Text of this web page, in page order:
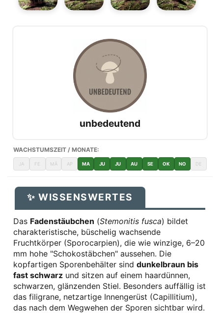
unbedeutend
WACHSTUMSZEIT / MONATE:
JA FE MÄ AP MA JU JU AU SE OK NO DE
✨ WISSENSWERTES
Das Fadenstäubchen (Stemonitis fusca) bildet
charakteristische, büschelig wachsende
Fruchtkörper (Sporocarpien), die wie winzige, 6–20
mm hohe "Schokostäbchen" aussehen. Die
kopfartigen Sporenbehälter sind dunkelbraun bis
fast schwarz und sitzen auf einem haardünnen,
schwarzen, glänzenden Stiel. Besonders auffällig ist
das filigrane, netzartige Innengerüst (Capillitium),
das nach dem Wegwehen der Sporen sichtbar wird.